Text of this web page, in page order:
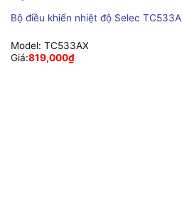
Bộ điều khiển nhiệt độ Selec
Model: TC533AX
Giá:819,000₫